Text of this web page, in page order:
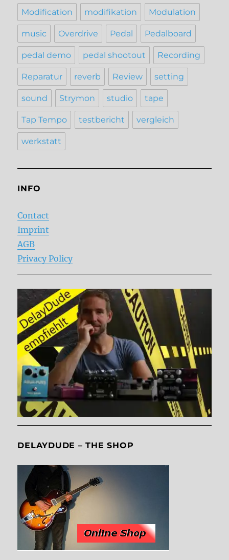
Modification modifikation Modulation
music Overdrive Pedal Pedalboard
pedal demo pedal shootout Recording
Reparatur reverb Review setting
sound Strymon studio tape
Tap Tempo testbericht vergleich
werkstatt
INFO
Contact
Imprint
AGB
Privacy Policy
DELAYDUDE – THE SHOP